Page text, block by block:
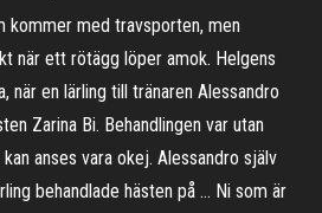
med travsporten, men
när ett rötägg löper amok. Helgens
när en lärling till tränaren Alessandro
Zarina Bi. Behandlingen var utan
anses vara okej. Alessandro själv
behandlade hästen på … Ni som är